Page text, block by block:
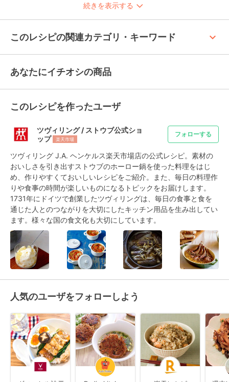
続きを表示する
このレシピの関連カテゴリ・キーワード keyboard_arrow_up
あなたにイチオシの商品
このレシピを作ったユーザ
ツヴィリング / ストウブ公式ショ
ップ
楽天市場
フォローする
ツヴィリング J.A. ヘンケルス楽天市場店の公式レシピ。素材の
おいしさを引き出すストウブのホーロー鍋を使った料理をはじ
め、作りやすくておいしいレシピをご紹介。また、毎日の料理作
りや食事の時間が楽しいものになるトピックをお届けします。
1731年にドイツで創業したツヴィリングは、毎日の食事と食を
通じた人とのつながりを大切にしたキッチン用品を生み出してい
ます。様々な国の食文化も大切にしています。
人気のユーザをフォローしよう